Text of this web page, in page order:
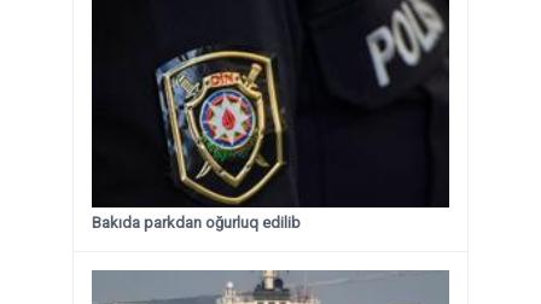
Bakıda parkdan oğurluq edilib